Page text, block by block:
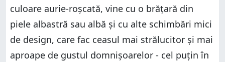
culoare aurie-roșcată, vine cu o brățară din
piele albastră sau albă și cu alte schimbări mici
de design, care fac ceasul mai strălucitor și mai
aproape de gustul domnișoarelor - cel puțin în